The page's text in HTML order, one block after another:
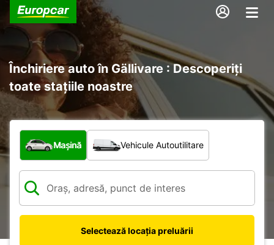
Închiriere auto în Gällivare : Descoperiți
toate stațiile noastre
Ce tip de vehicul?
Mașină Vehicule Autoutilitare
Selectează locația preluării